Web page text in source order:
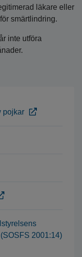
läkare eller
smärtlindring.
inte utföra
pojkar
2001:14)